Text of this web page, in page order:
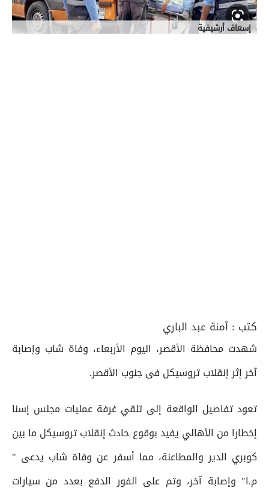
إسعاف أرشيفية
كتب : آمنة عبد الباري
شهدت محافظة الأقصر، اليوم الأربعاء، وفاة شاب وإصابة
آخر إثر إنقلاب تروسيكل فى جنوب الأقصر.
تعود تفاصيل الواقعة إلى تلقي غرفة عمليات مجلس إسنا
إخطارا من الأهالي يفيد بوقوع حادث إنقلاب تروسيكل ما بين
كوبري الدير والمطاعنة، مما أسفر عن وفاة شاب يدعى "
م.ا" وإصابة آخر، وتم على الفور الدفع بعدد من سيارات